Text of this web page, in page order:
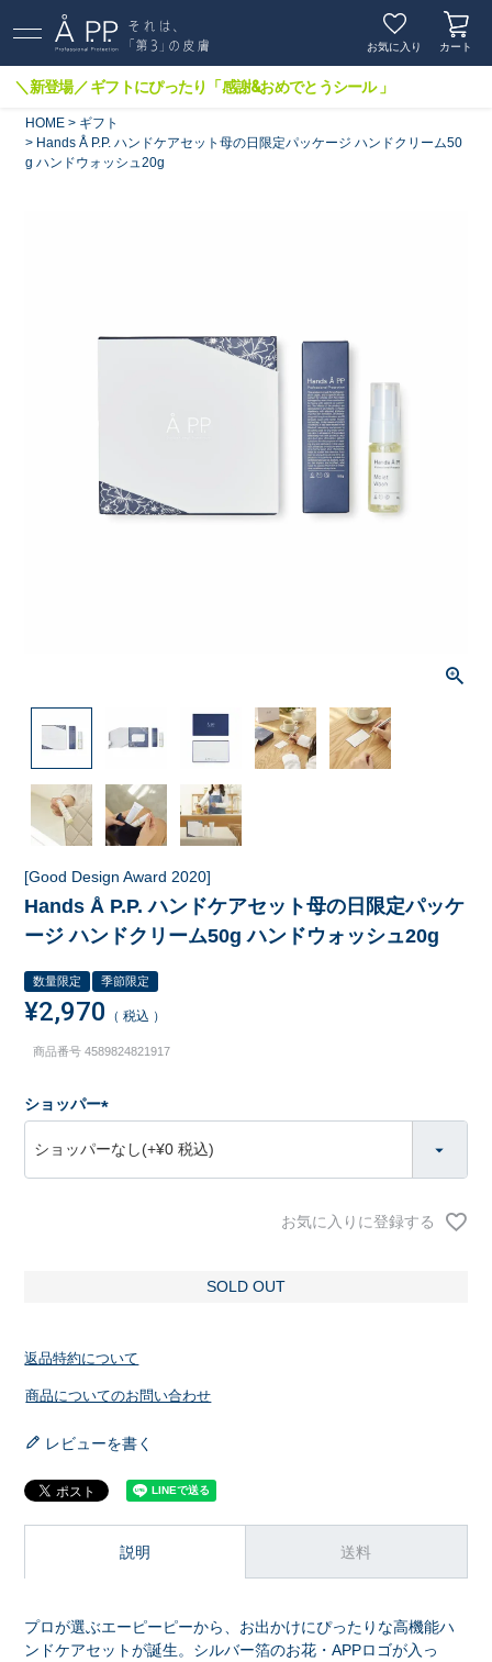
お気に入り カート
＼新登場／ ギフトにぴったり「感謝&おめでとうシール 」
HOME
ギフト
Hands Å P.P. ハンドケアセット母の日限定パッケージ ハンドクリーム50
g ハンドウォッシュ20g
[Good Design Award 2020]
Hands Å P.P. ハンドケアセット母の日限定パッケ
ージ ハンドクリーム50g ハンドウォッシュ20g
数量限定 季節限定
¥2,970 税込
商品番号 4589824821917
ショッパー
必
須
お気に入りに登録する
SOLD OUT
返品特約について
商品についてのお問い合わせ
レビューを書く
説明 送料
プロが選ぶエーピーピーから、お出かけにぴったりな高機能ハ
ンドケアセットが誕生。シルバー箔のお花・APPロゴが入っ